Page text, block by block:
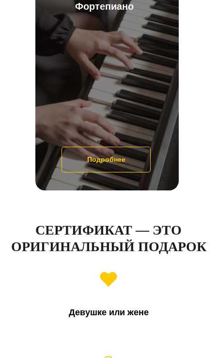
Фортепиано
Подробнее
СЕРТИФИКАТ — ЭТО
ОРИГИНАЛЬНЫЙ ПОДАРОК
Девушке или жене